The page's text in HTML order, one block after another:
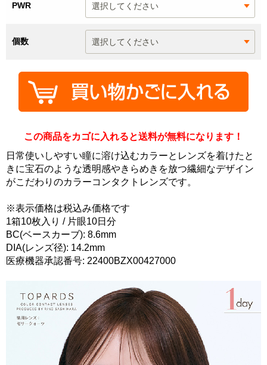
PWR
個数
この商品をカゴに入れると送料が無料になります！
日常使いしやすい瞳に溶け込むカラーとレンズを着けたと
きに宝石のような透明感やきらめきを放つ繊細なデザイン
がこだわりのカラーコンタクトレンズです。
※表示価格は税込み価格です
1箱10枚入り / 片眼10日分
BC(ベースカーブ): 8.6mm
DIA(レンズ径): 14.2mm
医療機器承認番号: 22400BZX00427000